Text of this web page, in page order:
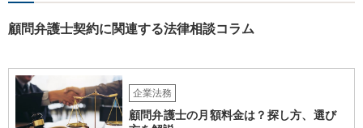
議，請求の申立をしないことを誓約する。」という条項を入れること
し、予測できない後発的損害については示談後であっても請求できる
ので、上記の清算条項のみの場合がほとんどです。
顧問弁護士契約に関連する法律相談コラム
企業法務
顧問弁護士の月額料金は？探し方、選び